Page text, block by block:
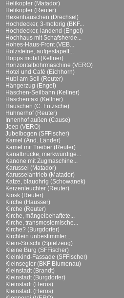
Helikopter (Matador)
Helikopter (Reuter)
Hexenhäuschen (Drechsel)
Hochdecker, 3-motorig (BKF...
Hochdecker, landend (Engel)
Hochhaus mit Schafsherde...
Hohes-Haus-Front (VEB...
Holzsteine, aufgestapelt...
Hopps mobil (Kellner)
Horizontalbohrmaschine (VERO)
Hotel und Café (Eichhorn)
Hubi am Seil (Reuter)
Hängerzug (Engel)
Häschen-Seilbahn (Kellner)
Häschentaxi (Kellner)
Häuschen (C. Fritzsche)
Hühnerhof (Reuter)
Innenhof außen (Cause)
Jeep (VERO)
Jubelbogen (SFFischer)
Kamel (And. Länder)
Kamel mit Treiber (Reuter)
Kanalbrücke, merkwürdige...
Kanone mit Zugmaschine...
Karussel (Matador)
Karusselantrieb (Matador)
Katze, blauohrig (Schowanek)
Kerzenleuchter (Reuter)
Kiosk (Reuter)
Kirche (Hausser)
Kirche (Reuter)
Kirche, mängelbehaftete...
Kirche, transmoslemische...
Kirche? (Burgdorfer)
Kirchlein unbestimmter...
Klein-Sotschi (Spielzeug)
Kleine Burg (SFFischer)
Kleinkind-Fassade (SFFischer)
Kleinsegler (BKF Blumenau)
Kleinstadt (Brandt)
Kleinstadt (Burgdorfer)
Kleinstadt (Heros)
Kleinstadt (Heros)